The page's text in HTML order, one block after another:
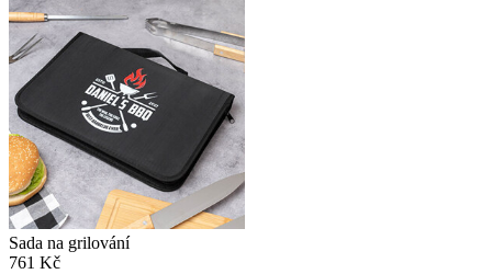
Sada na grilování
761 Kč